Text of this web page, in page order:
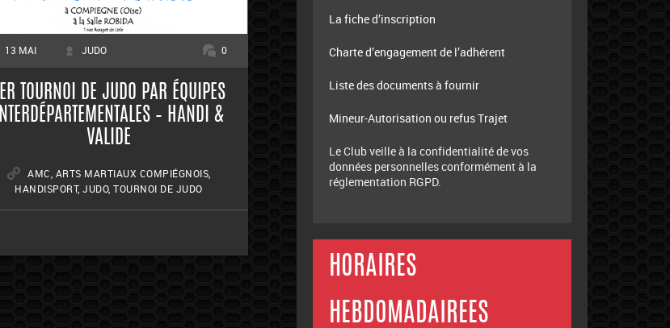
13 MAI JUDO 0
1ER TOURNOI DE JUDO PAR ÉQUIPES
INTERDÉPARTEMENTALES – HANDI &
VALIDE
AMC ARTS MARTIAUX COMPIÉGNOIS
HANDISPORT,JUDO,TOURNOI DE JUDO
La fiche d’inscription
Charte d’engagement de l’adhérent
Liste des documents à fournir
Mineur-Autorisation ou refus Trajet
Le Club veille à la confidentialité de vos
données personnelles conformément à la
réglementation RGPD.
HORAIRES
HEBDOMADAIREES